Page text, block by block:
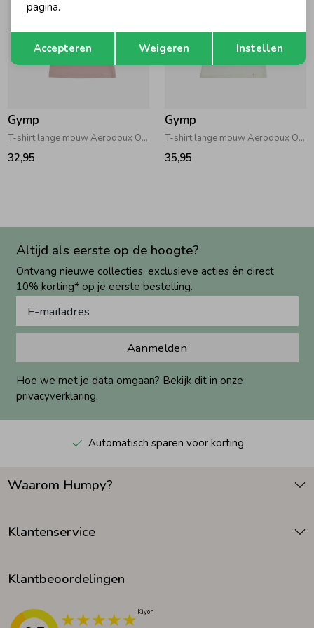
Gymp
T-shirt lange mouw Aerodoux Old Rose
32,95
Gymp
T-shirt lange mouw Aerodoux Off White
35,95
Altijd als eerste op de hoogte?
Ontvang nieuwe collecties, exclusieve acties én direct
10% korting* op je eerste bestelling.
Aanmelden
Hoe we met je data omgaan? Bekijk dit in onze
privacyverklaring.
Automatisch sparen voor korting
Waarom Humpy?
Klantenservice
Klantbeoordelingen
Opslaan
pagina.
Accepteren Weigeren Instellen